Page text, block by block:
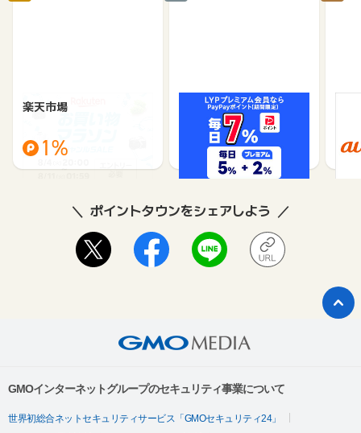
楽天市場
1%
Yahoo!ショッピング
1%
ポイントタウンをシェアしよう
GMOインターネットグループのセキュリティ事業について
世界初総合ネットセキュリティサービス「GMOセキュリティ24」